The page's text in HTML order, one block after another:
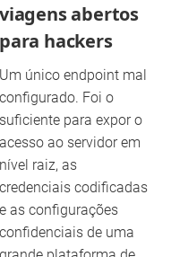
viagens abertos
para hackers
Um único endpoint mal
configurado. Foi o
suficiente para expor o
acesso ao servidor em
nível raiz, as
credenciais codificadas
e as configurações
confidenciais de uma